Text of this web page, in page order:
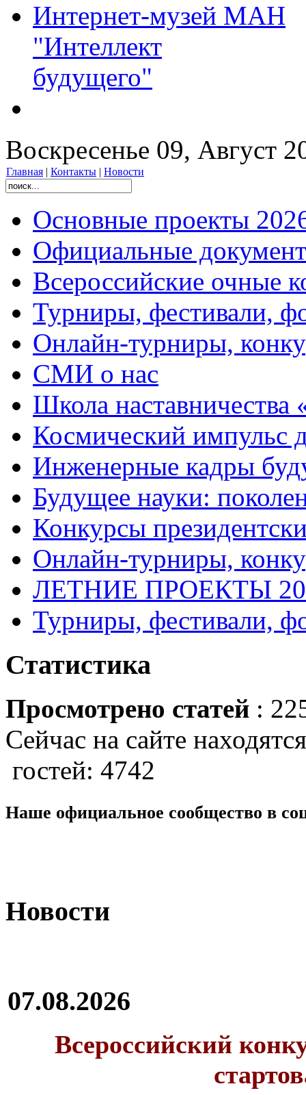
Интернет-музей МАН
"Интеллект
будущего"
Воскресенье 09, Август
Главная | Контакты | Новости
Основные проекты
Официальные
Всероссийские очные
Турниры, фестивали,
Онлайн-турниры,
СМИ о нас
Школа
Космический импульс
Инженерные кадры
Будущее науки:
Конкурсы
Онлайн-турниры,
ЛЕТНИЕ ПРОЕКТЫ
Турниры, фестивали,
Статистика
Просмотрено статей :
Сейчас на сайте
гостей: 4742
Наше официальное сообщество в
Новости
07.08.2026
Всероссийский